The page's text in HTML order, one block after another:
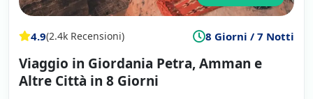
4.9(2.4k Recensioni) 8 Giorni / 7 Notti
Viaggio in Giordania Petra, Amman e
Altre Città in 8 Giorni